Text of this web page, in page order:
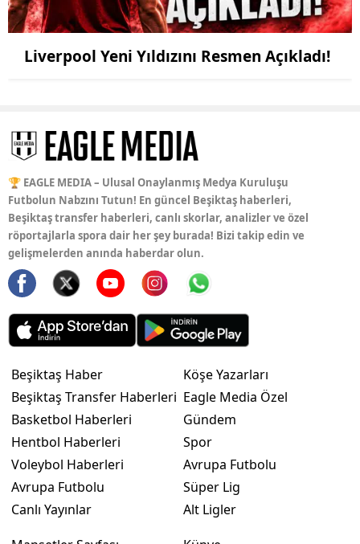
Liverpool Yeni Yıldızını Resmen Açıkladı!
🏆 EAGLE MEDIA – Ulusal Onaylanmış Medya Kuruluşu
Futbolun Nabzını Tutun! En güncel Beşiktaş haberleri,
Beşiktaş transfer haberleri, canlı skorlar, analizler ve özel
röportajlarla spora dair her şey burada! Bizi takip edin ve
gelişmelerden anında haberdar olun.
Beşiktaş Haber
Beşiktaş Transfer Haberleri
Basketbol Haberleri
Hentbol Haberleri
Voleybol Haberleri
Avrupa Futbolu
Canlı Yayınlar
Köşe Yazarları
Eagle Media Özel
Gündem
Spor
Avrupa Futbolu
Süper Lig
Alt Ligler